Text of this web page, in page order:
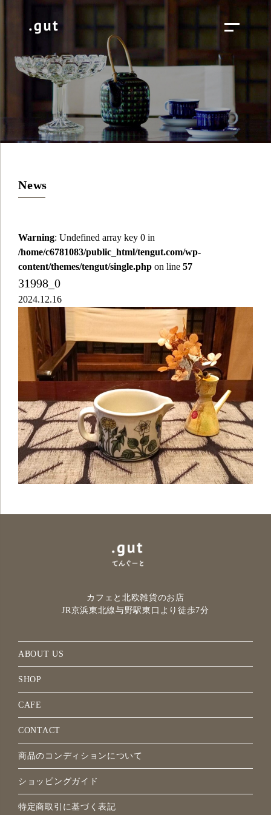
News
Warning: Undefined array key 0 in
/home/c6781083/public_html/tengut.com/wp-
content/themes/tengut/single.php on line 57
31998_0
2024.12.16
カフェと北欧雑貨のお店
JR京浜東北線与野駅東口より徒歩7分
ABOUT US
SHOP
CAFE
CONTACT
商品のコンディションについて
ショッピングガイド
特定商取引に基づく表記